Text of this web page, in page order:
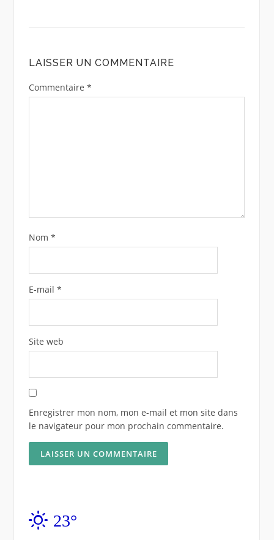
LAISSER UN COMMENTAIRE
Commentaire *
Nom *
E-mail *
Site web
Enregistrer mon nom, mon e-mail et mon site dans
le navigateur pour mon prochain commentaire.
23°